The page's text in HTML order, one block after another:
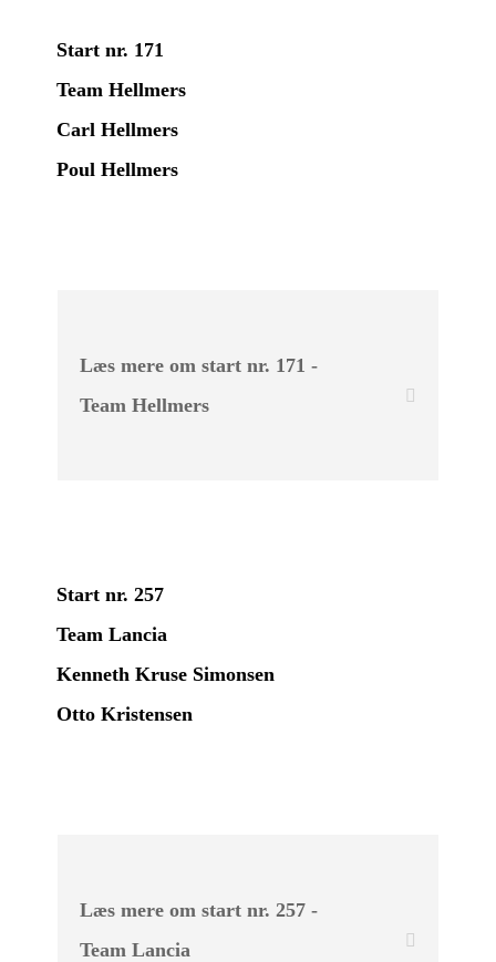
Start nr. 171
Team Hellmers
Carl Hellmers
Poul Hellmers
Læs mere om start nr. 171 -
Team Hellmers
Start nr. 257
Team Lancia
Kenneth Kruse Simonsen
Otto Kristensen
Læs mere om start nr. 257 -
Team Lancia